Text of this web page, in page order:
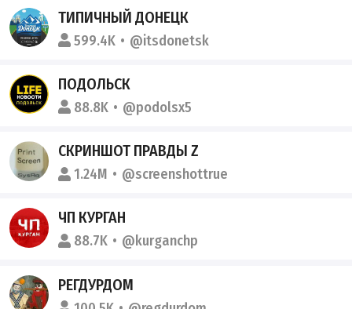
ТИПИЧНЫЙ ДОНЕЦК
599.4K @itsdonetsk
ПОДОЛЬСК
88.8K @podolsx5
СКРИНШОТ ПРАВДЫ Z
1.24M @screenshottrue
ЧП КУРГАН
88.7K @kurganchp
РЕГДУРДОМ